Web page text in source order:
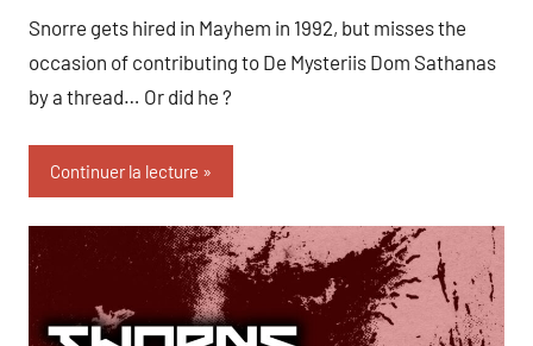
Snorre gets hired in Mayhem in 1992, but misses the
occasion of contributing to De Mysteriis Dom Sathanas
by a thread… Or did he ?
Continuer la lecture